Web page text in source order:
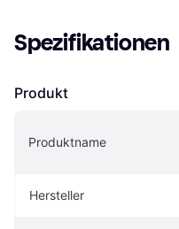
Spezifikationen
Produkt
Produktname
Hersteller